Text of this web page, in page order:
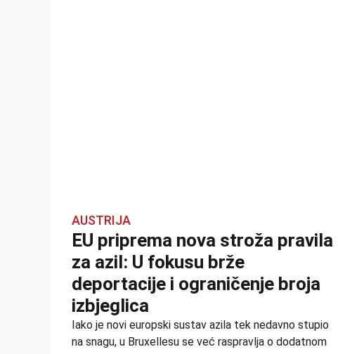
AUSTRIJA
EU priprema nova stroža pravila
za azil: U fokusu brže
deportacije i ograničenje broja
izbjeglica
Iako je novi europski sustav azila tek nedavno stupio
na snagu, u Bruxellesu se već raspravlja o dodatnom